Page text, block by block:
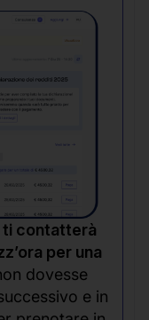
ti contatterà
per una
dovesse
e in